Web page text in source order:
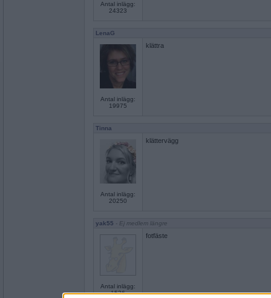
Antal inlägg:
24323
LenaG
Antal inlägg:
19975
klättra
Tinna
Antal inlägg:
20250
klättervägg
yak55 - Ej medlem längre
Antal inlägg:
1536
fotfäste